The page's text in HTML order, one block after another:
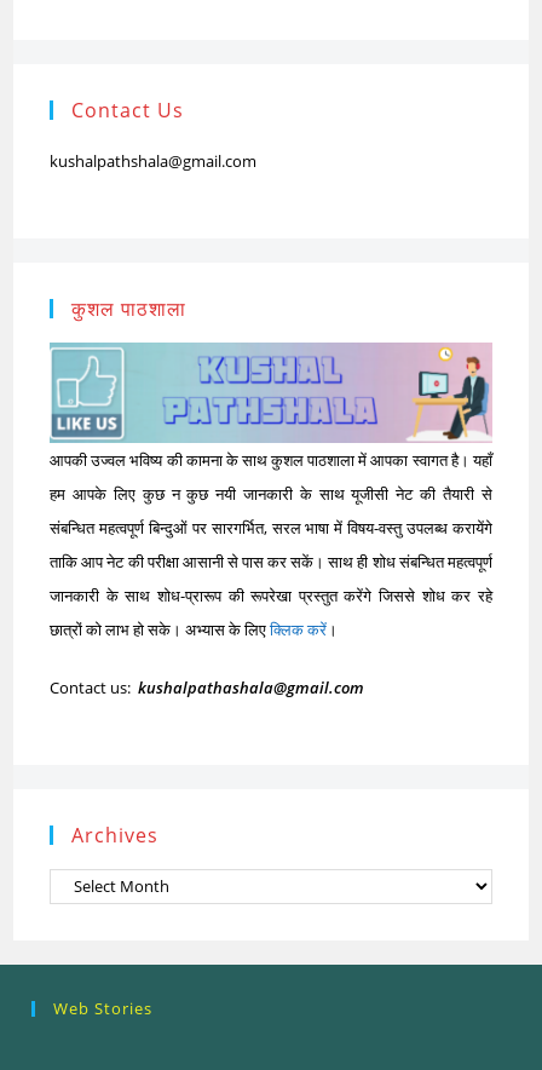
Contact Us
kushalpathshala@gmail.com
कुशल पाठशाला
आपकी उज्वल भविष्य की कामना के साथ कुशल पाठशाला में आपका स्वागत है। यहाँ
हम आपके लिए कुछ न कुछ नयी जानकारी के साथ यूजीसी नेट की तैयारी से
संबन्धित महत्वपूर्ण बिन्दुओं पर सारगर्भित, सरल भाषा में विषय-वस्तु उपलब्ध करायेंगे
ताकि आप नेट की परीक्षा आसानी से पास कर सकें। साथ ही शोध संबन्धित महत्वपूर्ण
जानकारी के साथ शोध-प्रारूप की रूपरेखा प्रस्तुत करेंगे जिससे शोध कर रहे
छात्रों को लाभ हो सके। अभ्यास के लिएक्लिक करें ।
Contact us:kushalpathashala@gmail.com
Archives
Archives
Web Stories
Ethics (शोध